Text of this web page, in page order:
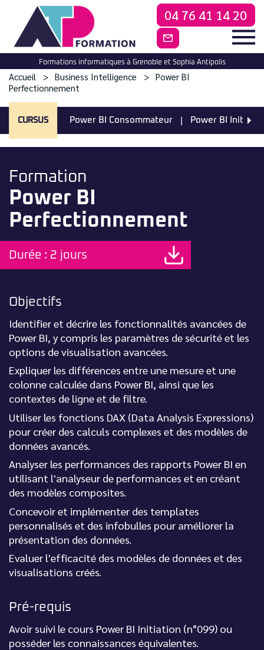
04 76 41 14 20
CONTACTEZ-
Formations informatiques à Grenoble et Sophia Antipolis
Accueil Business Intelligence
Power BI
Perfectionnement
CURSUS Power BI Consommateur Power BI
Formation
Power BI
Perfectionnement
Durée : 2 jours
Objectifs
Identifier et décrire les fonctionnalités avancées de
Power BI, y compris les paramètres de sécurité et les
options de visualisation avancées.
Expliquer les différences entre une mesure et une
colonne calculée dans Power BI, ainsi que les
contextes de ligne et de filtre.
Utiliser les fonctions DAX (Data Analysis Expressions)
pour créer des calculs complexes et des modèles de
données avancés.
Analyser les performances des rapports Power BI en
utilisant l'analyseur de performances et en créant
des modèles composites.
Concevoir et implémenter des templates
personnalisés et des infobulles pour améliorer la
présentation des données.
Evaluer l'efficacité des modèles de données et des
visualisations créés.
Pré-requis
Avoir suivi le cours Power BI Initiation (n°099) ou
posséder les connaissances équivalentes.